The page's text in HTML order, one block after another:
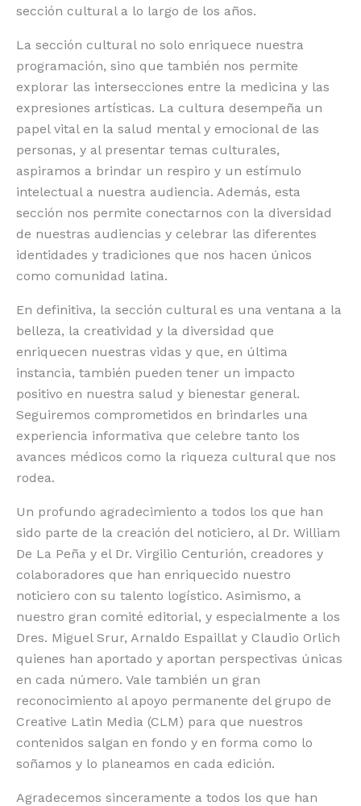
sección cultural a lo largo de los años.
La sección cultural no solo enriquece nuestra
programación, sino que también nos permite
explorar las intersecciones entre la medicina y las
expresiones artísticas. La cultura desempeña un
papel vital en la salud mental y emocional de las
personas, y al presentar temas culturales,
aspiramos a brindar un respiro y un estímulo
intelectual a nuestra audiencia. Además, esta
sección nos permite conectarnos con la diversidad
de nuestras audiencias y celebrar las diferentes
identidades y tradiciones que nos hacen únicos
como comunidad latina.
En definitiva, la sección cultural es una ventana a la
belleza, la creatividad y la diversidad que
enriquecen nuestras vidas y que, en última
instancia, también pueden tener un impacto
positivo en nuestra salud y bienestar general.
Seguiremos comprometidos en brindarles una
experiencia informativa que celebre tanto los
avances médicos como la riqueza cultural que nos
rodea.
Un profundo agradecimiento a todos los que han
sido parte de la creación del noticiero, al Dr. William
De La Peña y el Dr. Virgilio Centurión, creadores y
colaboradores que han enriquecido nuestro
noticiero con su talento logístico. Asimismo, a
nuestro gran comité editorial, y especialmente a los
Dres. Miguel Srur, Arnaldo Espaillat y Claudio Orlich
quienes han aportado y aportan perspectivas únicas
en cada número. Vale también un gran
reconocimiento al apoyo permanente del grupo de
Creative Latin Media (CLM) para que nuestros
contenidos salgan en fondo y en forma como lo
soñamos y lo planeamos en cada edición.
Agradecemos sinceramente a todos los que han